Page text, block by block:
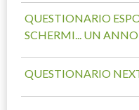
QUESTIONARIO
SCHERMI... UN
QUESTIONARIO